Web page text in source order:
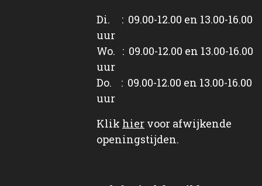
Di. : 09.00-12.00 en 13.00-16.00
uur
Wo. : 09.00-12.00 en 13.00-16.00
uur
Do. : 09.00-12.00 en 13.00-16.00
uur
Klik hier voor afwijkende
openingstijden.